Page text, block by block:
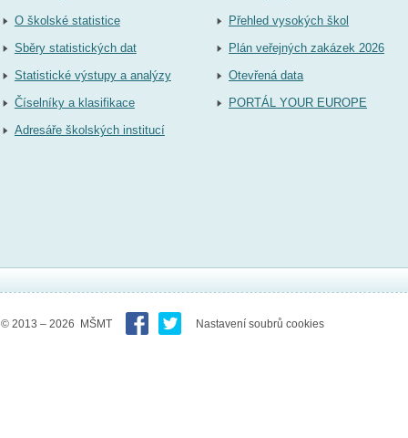
O školské statistice
Sběry statistických dat
Statistické výstupy a analýzy
Číselníky a klasifikace
Adresáře školských institucí
Přehled vysokých škol
Plán veřejných zakázek 2026
Otevřená data
PORTÁL YOUR EUROPE
© 2013 – 2026 MŠMT Nastavení soubrů cookies